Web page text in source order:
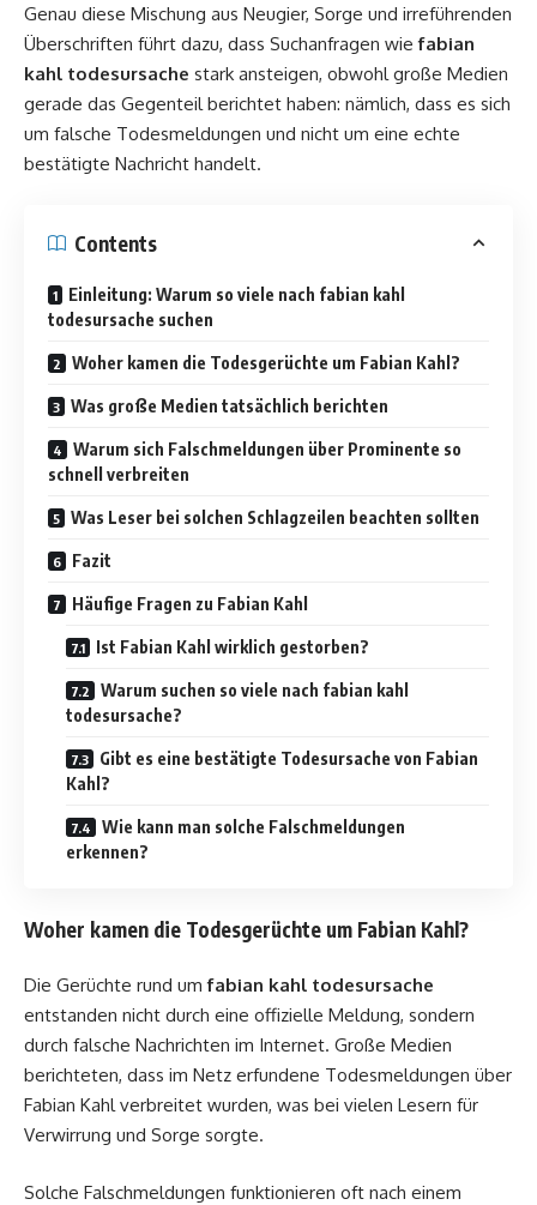
Genau diese Mischung aus Neugier, Sorge und irreführenden
Überschriften führt dazu, dass Suchanfragen wiefabian
kahl todesursache stark ansteigen, obwohl große Medien
gerade das Gegenteil berichtet haben: nämlich, dass es sich
um falsche Todesmeldungen und nicht um eine echte
bestätigte Nachricht handelt.
Contents
Einleitung: Warum so viele nach fabian kahl
todesursache suchen
Woher kamen die Todesgerüchte um Fabian Kahl?
Was große Medien tatsächlich berichten
Warum sich Falschmeldungen über Prominente so
schnell verbreiten
Was Leser bei solchen Schlagzeilen beachten sollten
Fazit
Häufige Fragen zu Fabian Kahl
Ist Fabian Kahl wirklich gestorben?
Warum suchen so viele nach fabian kahl
todesursache?
Gibt es eine bestätigte Todesursache von Fabian
Kahl?
Wie kann man solche Falschmeldungen
erkennen?
Woher kamen die Todesgerüchte um Fabian Kahl?
Die Gerüchte rund umfabian kahl todesursache
entstanden nicht durch eine offizielle Meldung, sondern
durch falsche Nachrichten im Internet. Große Medien
berichteten, dass im Netz erfundene Todesmeldungen über
Fabian Kahl verbreitet wurden, was bei vielen Lesern für
Verwirrung und Sorge sorgte.
Solche Falschmeldungen funktionieren oft nach einem